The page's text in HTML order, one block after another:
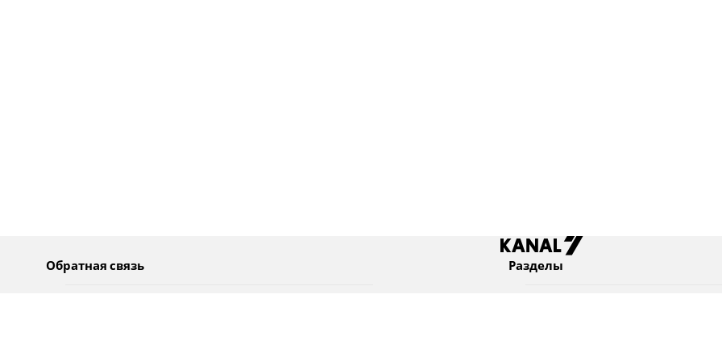
Обратная связь Разделы